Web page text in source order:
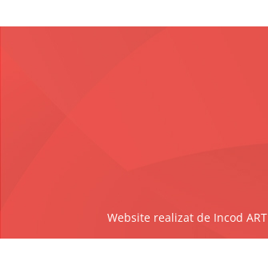
Website realizat de Incod ART